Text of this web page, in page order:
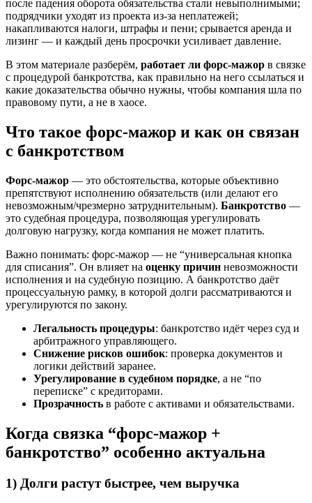
после падения оборота обязательства стали невыполнимыми;
подрядчики уходят из проекта из‑за неплатежей;
накапливаются налоги, штрафы и пени; срывается аренда и
лизинг — и каждый день просрочки усиливает давление.
В этом материале разберём, работает ли форс-мажор в связке
с процедурой банкротства, как правильно на него ссылаться и
какие доказательства обычно нужны, чтобы компания шла по
правовому пути, а не в хаосе.
Что такое форс-мажор и как он связан
с банкротством
Форс-мажор — это обстоятельства, которые объективно
препятствуют исполнению обязательств (или делают его
невозможным/чрезмерно затруднительным). Банкротство —
это судебная процедура, позволяющая урегулировать
долговую нагрузку, когда компания не может платить.
Важно понимать: форс-мажор — не “универсальная кнопка
для списания”. Он влияет на оценку причин невозможности
исполнения и на судебную позицию. А банкротство даёт
процессуальную рамку, в которой долги рассматриваются и
урегулируются по закону.
Легальность процедуры: банкротство идёт через суд и
арбитражного управляющего.
Снижение рисков ошибок: проверка документов и
логики действий заранее.
Урегулирование в судебном порядке, а не “по
переписке” с кредиторами.
Прозрачность в работе с активами и обязательствами.
Когда связка “форс-мажор +
банкротство” особенно актуальна
1) Долги растут быстрее, чем выручка